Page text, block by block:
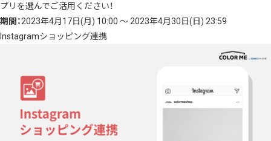
プリを選んでご活用ください！
期間：2023年4月17日(月) 10:00 〜 2023年4月30日(日) 23:59
Instagramショッピング連携